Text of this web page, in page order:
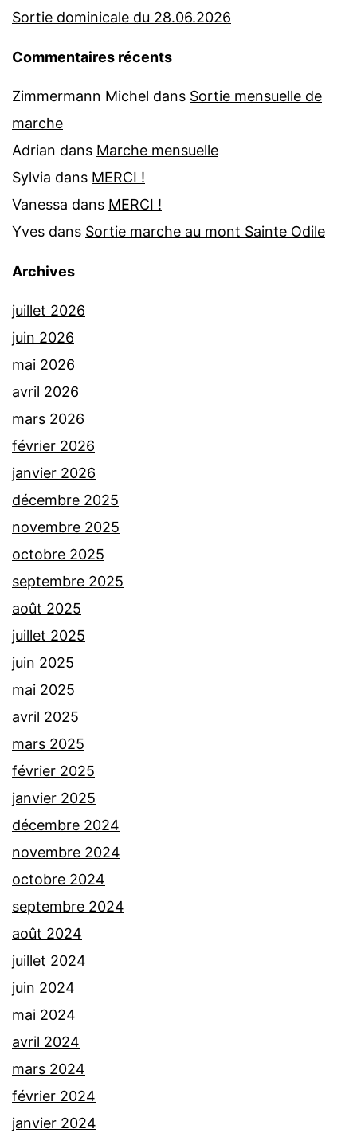
Sortie dominicale du 28.06.2026
Commentaires récents
Zimmermann Michel dans Sortie mensuelle de
marche
Adrian dans Marche mensuelle
Sylvia dans MERCI !
Vanessa dans MERCI !
Yves dans Sortie marche au mont Sainte Odile
Archives
juillet 2026
juin 2026
mai 2026
avril 2026
mars 2026
février 2026
janvier 2026
décembre 2025
novembre 2025
octobre 2025
septembre 2025
août 2025
juillet 2025
juin 2025
mai 2025
avril 2025
mars 2025
février 2025
janvier 2025
décembre 2024
novembre 2024
octobre 2024
septembre 2024
août 2024
juillet 2024
juin 2024
mai 2024
avril 2024
mars 2024
février 2024
janvier 2024